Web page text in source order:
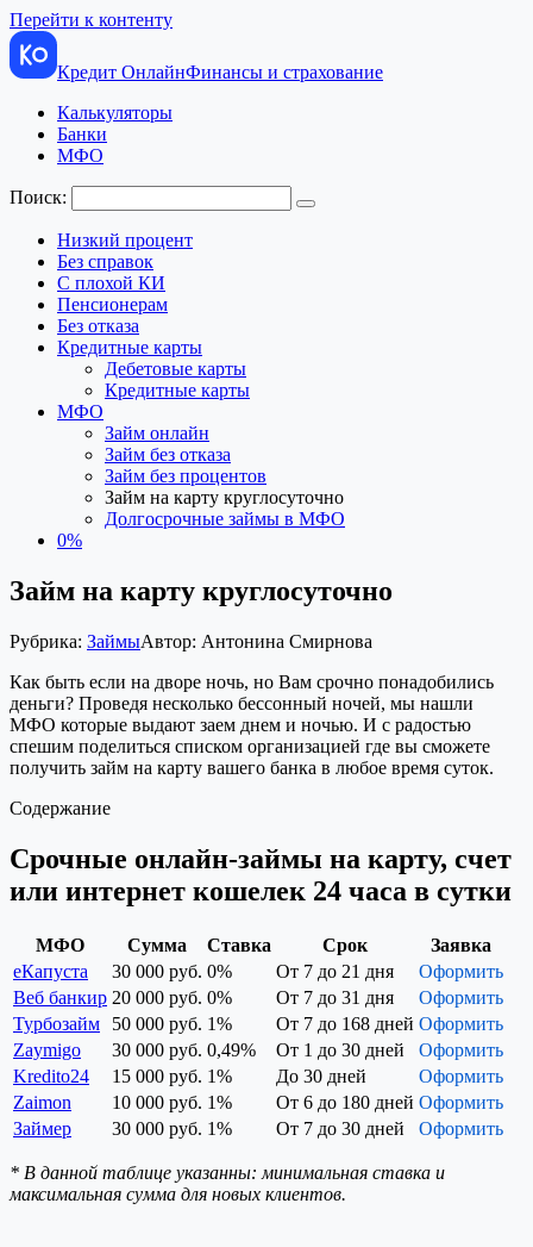
Перейти к контенту
Кредит ОнлайнФинансы и страхование
Калькуляторы
Банки
МФО
Поиск:
Низкий процент
Без справок
С плохой КИ
Пенсионерам
Без отказа
Кредитные карты
Дебетовые карты
Кредитные карты
МФО
Займ онлайн
Займ без отказа
Займ без процентов
Займ на карту круглосуточно
Долгосрочные займы в МФО
0%
Займ на карту круглосуточно
Рубрика: ЗаймыАвтор: Антонина Смирнова
Как быть если на дворе ночь, но Вам срочно понадобились
деньги? Проведя несколько бессонный ночей, мы нашли
МФО которые выдают заем днем и ночью. И с радостью
спешим поделиться списком организацией где вы сможете
получить займ на карту вашего банка в любое время суток.
Содержание
Срочные онлайн-займы на карту, счет
или интернет кошелек 24 часа в сутки
МФО Сумма Ставка Срок
Заявка
еКапуста
30 000 руб. 0% От 7 до 21 дня
Оформить
Веб банкир 20 000 руб. 0% От 7 до 31 дня
Оформить
Турбозайм
50 000 руб. 1% От 7 до 168 дней Оформить
Zaymigo
30 000 руб. 0,49% От 1 до 30 дней
Оформить
Kredito24
15 000 руб. 1% До 30 дней
Оформить
Zaimon
10 000 руб. 1% От 6 до 180 дней Оформить
Займер
30 000 руб. 1% От 7 до 30 дней Оформить
* В данной таблице указанны: минимальная ставка и
максимальная сумма для новых клиентов.